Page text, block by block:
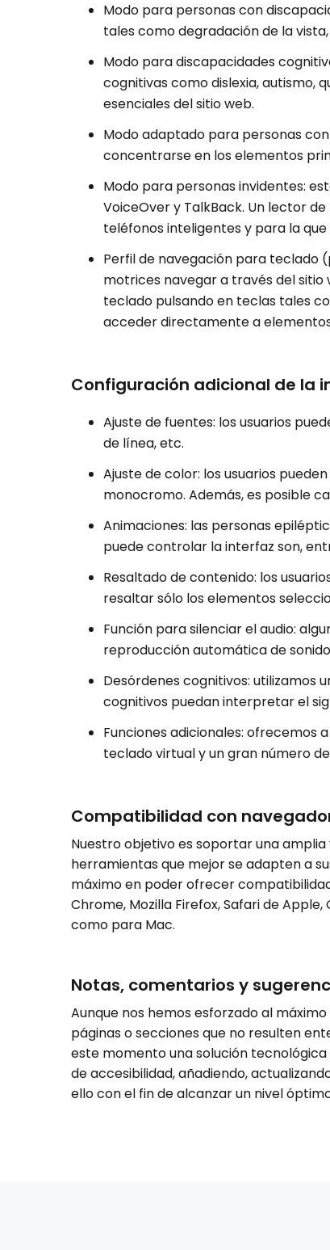
Modo para personas con
tales como degradación de la
Modo para discapacidades
cognitivas como dislexia, autismo,
esenciales del sitio web.
Modo adaptado para personas
concentrarse en los elementos
Modo para personas invidentes:
VoiceOver y TalkBack. Un lector
teléfonos inteligentes y para la
Perfil de navegación para teclado
motrices navegar a través del sitio
teclado pulsando en teclas tales
acceder directamente a
Configuración adicional de la
Ajuste de fuentes: los usuarios
de línea, etc.
Ajuste de color: los usuarios
monocromo. Además, es posible
Animaciones: las personas
puede controlar la interfaz son,
Resaltado de contenido: los
resaltar sólo los elementos
Función para silenciar el audio:
reproducción automática de
Desórdenes cognitivos: utilizamos
cognitivos puedan interpretar el
Funciones adicionales: ofrecemos
teclado virtual y un gran número
Compatibilidad con
Nuestro objetivo es soportar una
herramientas que mejor se adapten a
máximo en poder ofrecer
Chrome, Mozilla Firefox, Safari de
como para Mac.
Notas, comentarios y
Aunque nos hemos esforzado al
páginas o secciones que no resulten
este momento una solución
de accesibilidad, añadiendo,
ello con el fin de alcanzar un nivel